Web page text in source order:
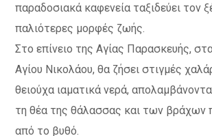
παραδοσιακά καφενεία ταξιδεύει τον
παλιότερες μορφές ζωής.
Στο επίνειο της Αγίας Παρασκευής,
Αγίου Νικολάου, θα ζήσει στιγμές
θειούχα ιαματικά νερά,
τη θέα της θάλασσας και των βράχων
από το βυθό.